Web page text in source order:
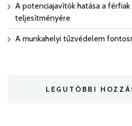
A potenciajavítók hatása a férfiak
teljesítményére
A munkahelyi tűzvédelem
LEGUTÓBBI